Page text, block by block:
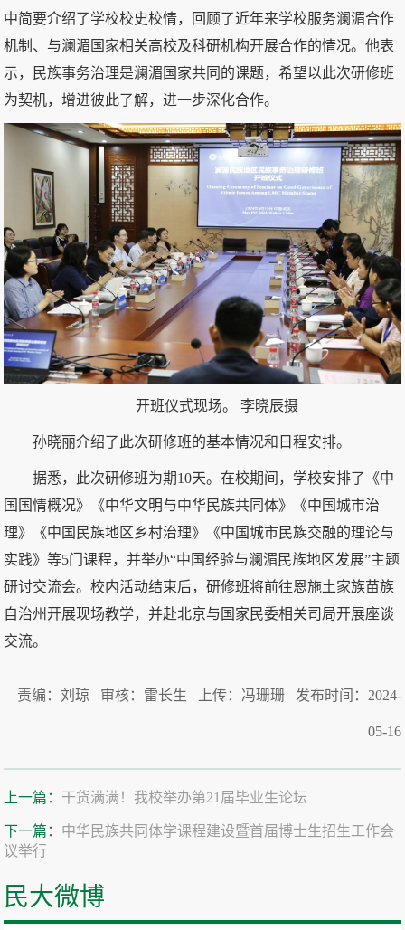
中简要介绍了学校校史校情，回顾了近年来学校服务澜湄合作
机制、与澜湄国家相关高校及科研机构开展合作的情况。他表
示，民族事务治理是澜湄国家共同的课题，希望以此次研修班
为契机，增进彼此了解，进一步深化合作。
开班仪式现场。 李晓辰摄
孙晓丽介绍了此次研修班的基本情况和日程安排。
据悉，此次研修班为期10天。在校期间，学校安排了《中
国国情概况》《中华文明与中华民族共同体》《中国城市治
理》《中国民族地区乡村治理》《中国城市民族交融的理论与
实践》等5门课程，并举办“中国经验与澜湄民族地区发展”主题
研讨交流会。校内活动结束后，研修班将前往恩施土家族苗族
自治州开展现场教学，并赴北京与国家民委相关司局开展座谈
交流。
责编：刘琼 审核：雷长生 上传：冯珊珊 发布时间：2024-
05-16
上一篇： 干货满满！我校举办第21届毕业生论坛
下一篇： 中华民族共同体学课程建设暨首届博士生招生工作会
议举行
民大微博